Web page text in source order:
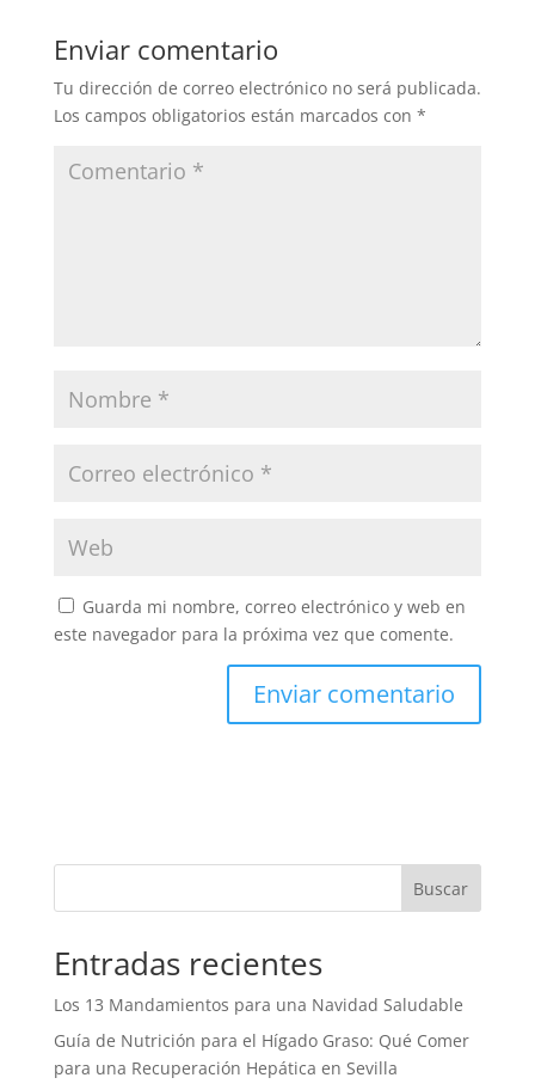
Enviar comentario
Tu dirección de correo electrónico no será publicada.
Los campos obligatorios están marcados con *
Guarda mi nombre, correo electrónico y web en
este navegador para la próxima vez que comente.
i
e
:
Buscar
Entradas recientes
Los 13 Mandamientos para una Navidad Saludable
Guía de Nutrición para el Hígado Graso: Qué Comer
para una Recuperación Hepática en Sevilla